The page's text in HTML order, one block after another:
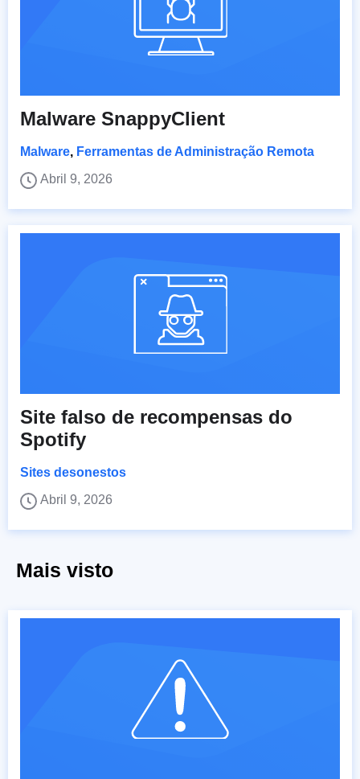
Malware SnappyClient
Malware, Ferramentas de Administração Remota
Abril 9, 2026
Site falso de recompensas do
Spotify
Sites desonestos
Abril 9, 2026
Mais visto